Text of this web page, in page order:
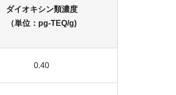
ダイオキシン類濃度
（単位：pg-TEQ/g)
0.40